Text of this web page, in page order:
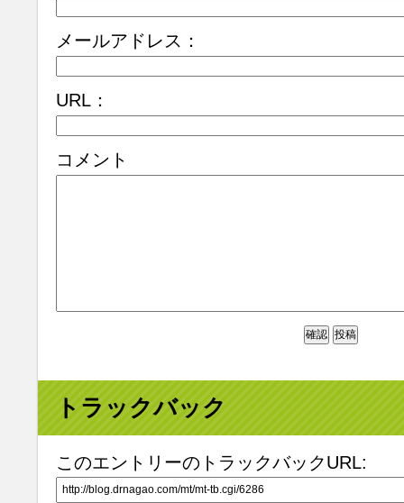
メールアドレス：
URL：
コメント
トラックバック
このエントリーのトラックバックURL: